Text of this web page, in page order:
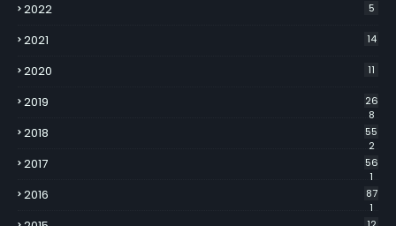
2022 5
2021 14
2020 11
2019
26
8
2018
55
2
2017
56
1
2016
87
1